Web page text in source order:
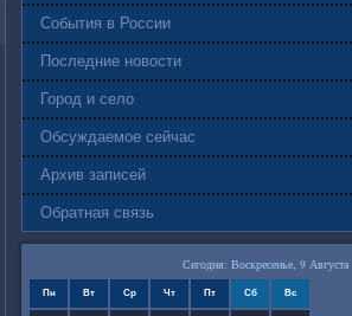
События в России
Последние новости
Город и село
Обсуждаемое сейчас
Архив записей
Обратная связь
Сегодня: Воскресенье, 9 Августа
Пн Вт Ср Чт Пт Сб Вс